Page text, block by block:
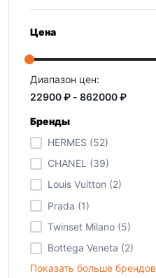
Цена
Диапазон цен:
Бренды
HERMES (52)
CHANEL (39)
Louis Vuitton (2)
Prada (1)
Twinset Milano (5)
Bottega Veneta (2)
Показать больше брендов